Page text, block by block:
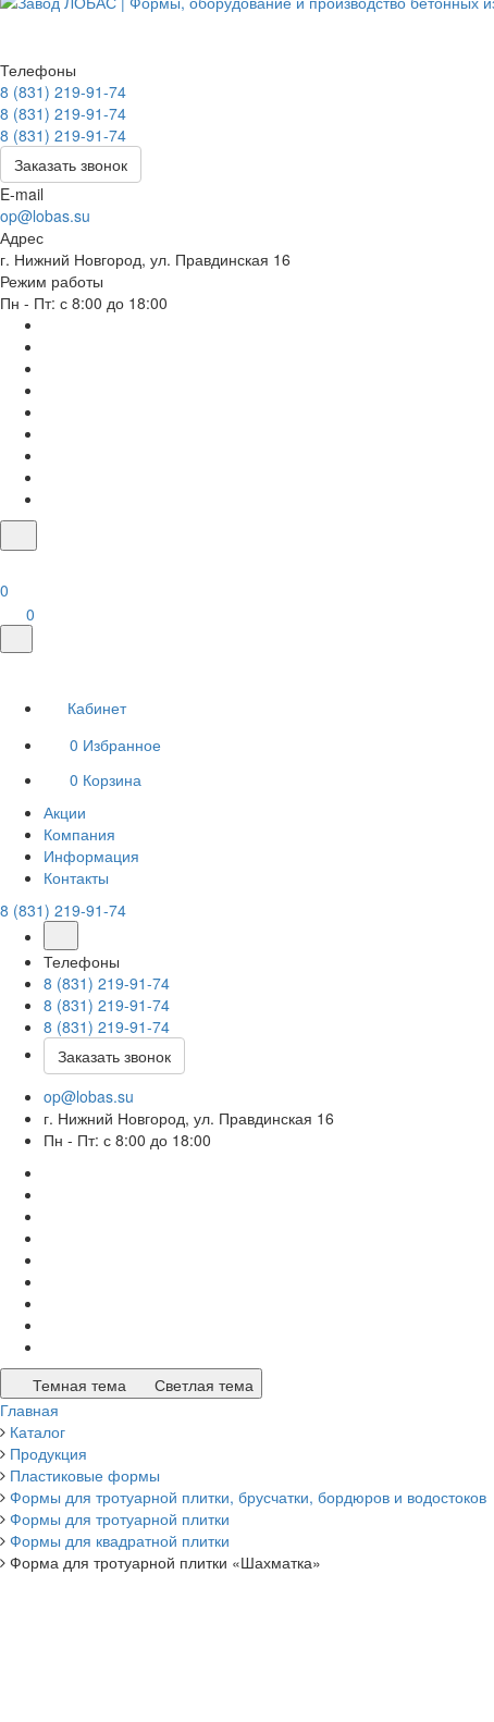
Телефоны
8 (831) 219-91-74
8 (831) 219-91-74
8 (831) 219-91-74
Заказать звонок
E-mail
op@lobas.su
Адрес
г. Нижний Новгород, ул. Правдинская 16
Режим работы
Пн - Пт: с 8:00 до 18:00
0
0
Кабинет
0 Избранное
0 Корзина
Акции
Компания
Информация
Контакты
8 (831) 219-91-74
Телефоны
8 (831) 219-91-74
8 (831) 219-91-74
8 (831) 219-91-74
Заказать звонок
op@lobas.su
г. Нижний Новгород, ул. Правдинская 16
Пн - Пт: с 8:00 до 18:00
Темная тема
Светлая тема
Главная
Каталог
Продукция
Пластиковые формы
Формы для тротуарной плитки, брусчатки, бордюров и водостоков
Формы для тротуарной плитки
Формы для квадратной плитки
Форма для тротуарной плитки «Шахматка»